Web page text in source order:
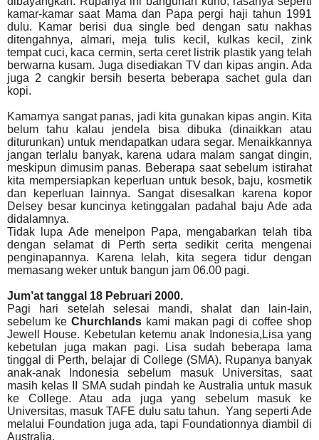
kamar-kamar saat Mama dan Papa pergi haji tahun 1991
dulu. Kamar berisi dua single bed dengan satu nakhas
ditengahnya, almari, meja tulis kecil, kulkas kecil, zink
tempat cuci, kaca cermin, serta ceret listrik plastik yang telah
berwarna kusam. Juga disediakan TV dan kipas angin. Ada
juga 2 cangkir bersih beserta beberapa sachet gula dan
kopi.
Kamarnya sangat panas, jadi kita gunakan kipas angin. Kita
belum tahu kalau jendela bisa dibuka (dinaikkan atau
diturunkan) untuk mendapatkan udara segar. Menaikkannya
jangan terlalu banyak, karena udara malam sangat dingin,
meskipun dimusim panas. Beberapa saat sebelum istirahat
kita mempersiapkan keperluan untuk besok, baju, kosmetik
dan keperluan lainnya. Sangat disesalkan karena kopor
Delsey besar kuncinya ketinggalan padahal baju Ade ada
didalamnya.
Tidak lupa Ade menelpon Papa, mengabarkan telah tiba
dengan selamat di Perth serta sedikit cerita mengenai
penginapannya. Karena lelah, kita segera tidur dengan
memasang weker untuk bangun jam 06.00 pagi.
Jum’at tanggal 18 Pebruari 2000.
Pagi hari setelah selesai mandi, shalat dan lain-lain,
sebelum ke Churchlandskami makan pagi di coffee shop
Jewell House. Kebetulan ketemu anak Indonesia,Lisa yang
kebetulan juga makan pagi.
Lisa sudah beberapa lama
tinggal di Perth, belajar di College (SMA). Rupanya banyak
anak-anak Indonesia sebelum masuk Universitas, saat
masih kelas II SMA sudah pindah ke Australia untuk masuk
ke College. Atau ada juga yang sebelum masuk ke
Universitas, masuk TAFE dulu satu tahun. Yang seperti Ade
melalui Foundation juga ada, tapi Foundationnya diambil di
Australia.